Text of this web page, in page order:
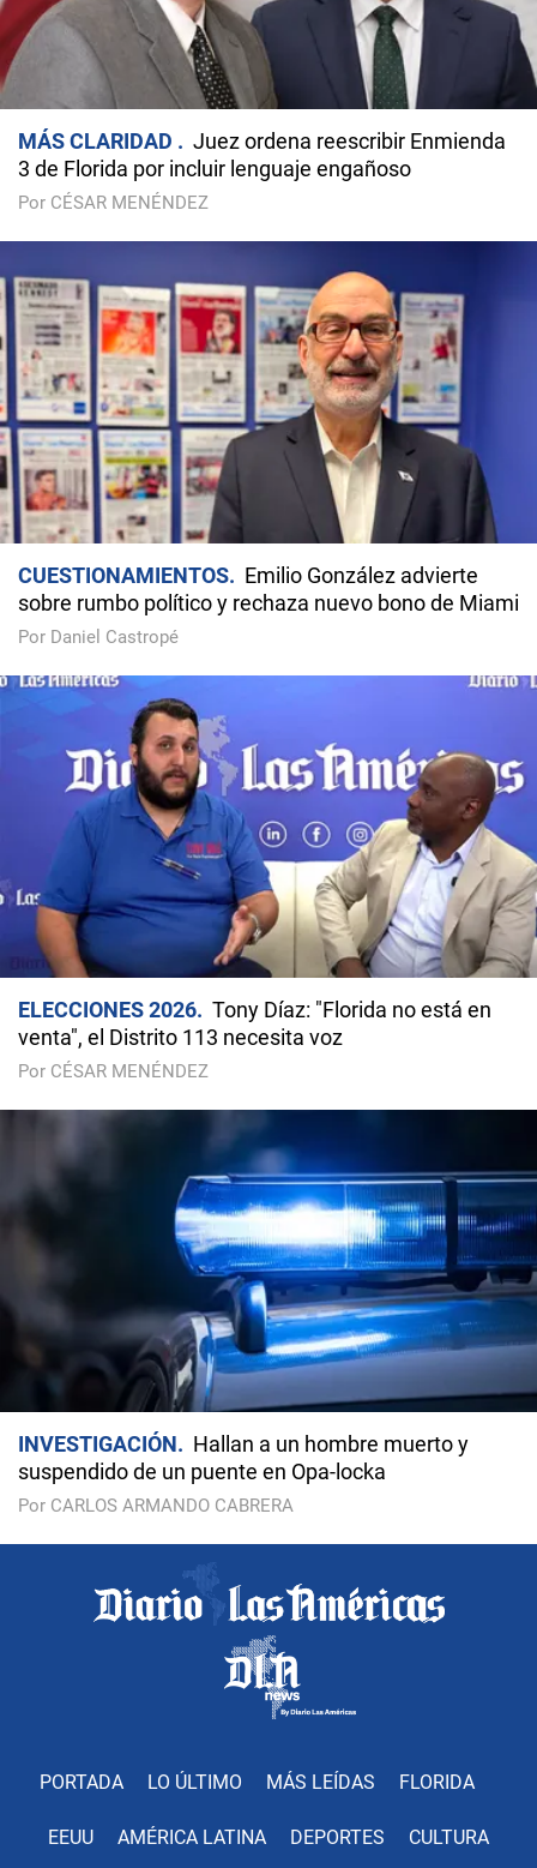
MÁS CLARIDAD
Juez ordena reescribir Enmienda
3 de Florida por incluir lenguaje engañoso
Por CÉSAR MENÉNDEZ
CUESTIONAMIENTOS
Emilio González advierte
sobre rumbo político y rechaza nuevo bono de Miami
Por Daniel Castropé
ELECCIONES 2026
Tony Díaz: "Florida no está en
venta", el Distrito 113 necesita voz
Por CÉSAR MENÉNDEZ
INVESTIGACIÓN
Hallan a un hombre muerto y
suspendido de un puente en Opa-locka
Por CARLOS ARMANDO CABRERA
PORTADA LO ÚLTIMO MÁS LEÍDAS FLORIDA
EEUU AMÉRICA LATINA DEPORTES CULTURA